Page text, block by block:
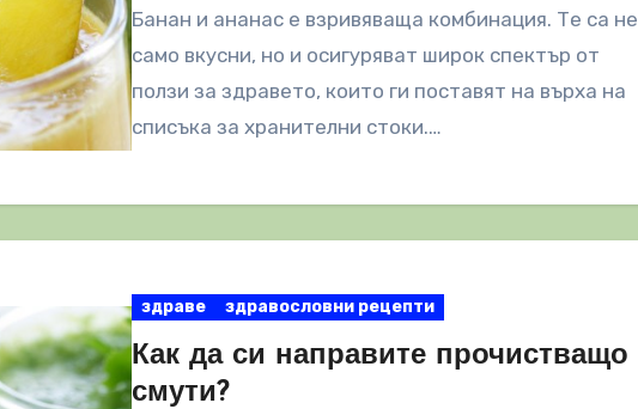
Банан и ананас е взривяваща комбинация. Те са не
само вкусни, но и осигуряват широк спектър от
ползи за здравето, които ги поставят на върха на
списъка за хранителни стоки.…
здраве здравословни рецепти
Как да си направите прочистващо
смути?